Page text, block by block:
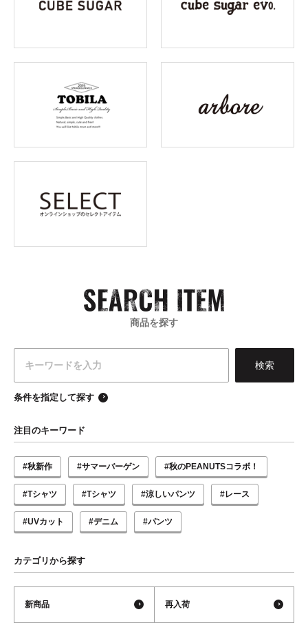
商品を探す
条件を指定して探す
注目のキーワード
#秋新作 #サマーバーゲン #秋のPEANUTSコラボ！
#Tシャツ #Tシャツ #涼しいパンツ #レース
#UVカット #デニム #パンツ
カテゴリから探す
新商品 再入荷